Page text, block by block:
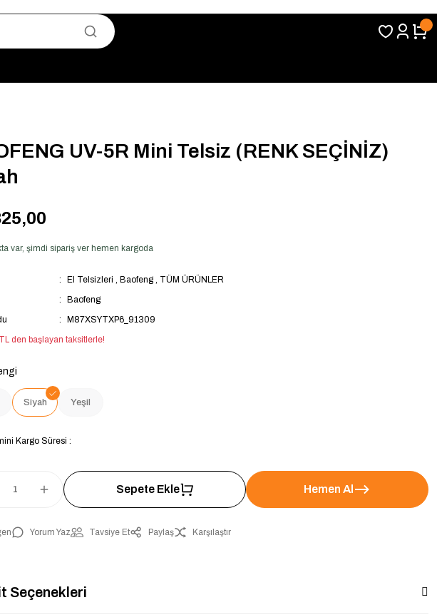
UV-5R Mini Telsiz (RENK SEÇİNİZ)
var, şimdi sipariş ver hemen kargoda
El Telsizleri , Baofeng , TÜM ÜRÜNLER
Baofeng
M87XSYTXP6_91309
den başlayan taksitlerle!
Siyah Yeşil
Kargo Süresi :
Sepete Ekle Hemen Al
Yorum Yaz Tavsiye Et Paylaş Karşılaştır
Seçenekleri